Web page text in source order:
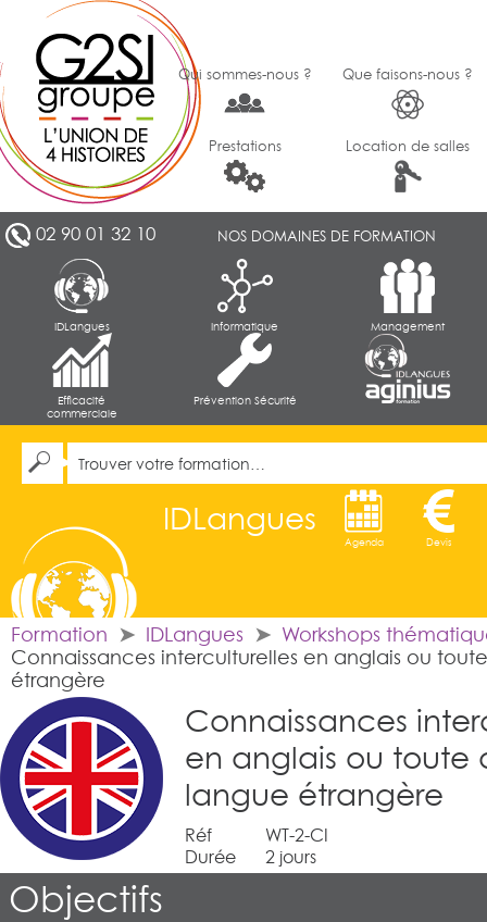
Qui sommes-nous ? Que faisons-nous ?
Prestations Location de salles
02 90 01 32 10 NOS DOMAINES DE FORMATION
IDLangues Informatique Management
Efficacité
commerciale
Prévention Sécurité
IDLangues
Agenda Devis
Formation IDLangues
Workshops
Connaissances interculturelles en anglais ou
étrangère
Connaissances
en anglais ou toute
langue étrangère
Réf
WT-2-CI
Durée
2 jours
Objectifs